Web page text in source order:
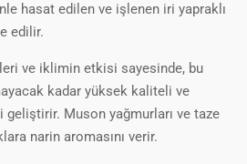
hasat edilen ve işlenen iri yapraklı
edilir.
ve iklimin etkisi sayesinde, bu
kadar yüksek kaliteli ve
Muson yağmurları ve taze
narin aromasını verir.